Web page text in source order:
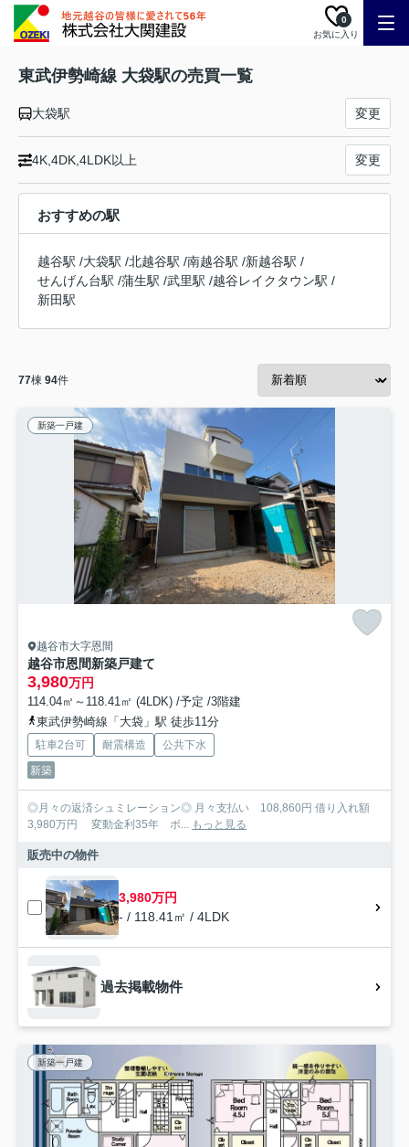
お気に入り
0
東武伊勢崎線 大袋駅の売買一覧
大袋駅 変更
4K,4DK,4LDK以上 変更
おすすめの駅
越谷駅 /大袋駅 /北越谷駅 /南越谷駅 /新越谷駅 /
せんげん台駅 /蒲生駅 /武里駅 /越谷レイクタウン駅 /
新田駅
77棟 94件
新築一戸建
越谷市大字恩間
越谷市恩間新築戸建て
3,980万円
114.04㎡～118.41㎡ (4LDK) /予定 /3階建
東武伊勢崎線「大袋」駅 徒歩11分
駐車2台可 耐震構造
公共下水
新築
◎月々の返済シュミレーション◎ 月々支払い 108,860円 借り入れ額
3,980万円 変動金利35年 ボ... もっと見る
販売中の物件
3,980万円
- / 118.41㎡ / 4LDK
過去掲載物件
新築一戸建